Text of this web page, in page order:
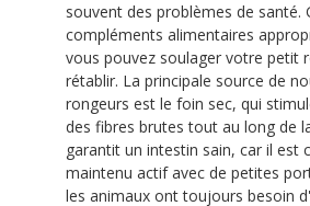
souvent des problèmes de santé.
compléments alimentaires
vous pouvez soulager votre petit
rétablir. La principale source de
rongeurs est le foin sec, qui
des fibres brutes tout au long de
garantit un intestin sain, car il est
maintenu actif avec de petites
les animaux ont toujours besoin